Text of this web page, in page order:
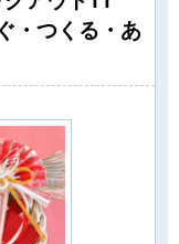
・つくる・あ